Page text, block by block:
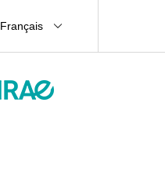
Français